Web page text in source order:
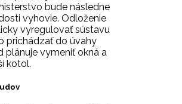
bude následne
vyhovie. Odloženie
vyregulovať sústavu
prichádzať do úvahy
plánuje vymeniť okná a
kotol.